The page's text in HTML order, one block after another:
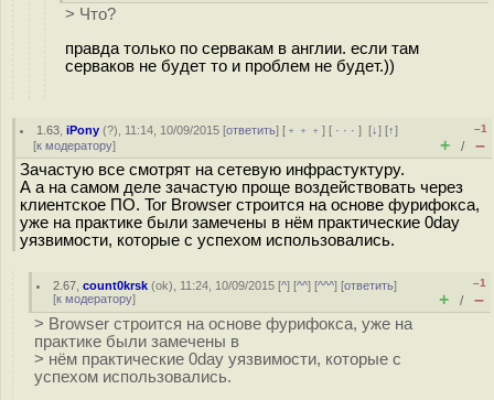
> Что?
правда только по сервакам в англии. если там
серваков не будет то и проблем не будет.))
1.63 ,iPony (?), 11:14, 10/09/2015 [ответить] [ ﹢﹢﹢] [ · · ·][↓] [↑]
[к модератору]
–1
+ / –
Зачастую все смотрят на сетевую инфрастуктуру.
А а на самом деле зачастую проще воздействовать через
клиентское ПО. Tor Browser строится на основе фурифокса,
уже на практике были замечены в нём практические 0day
уязвимости, которые с успехом использовались.
2.67 ,count0krsk (ok), 11:24, 10/09/2015 [^] [^^] [^^^] [ответить]
[к модератору]
–1
+ / –
> Browser строится на основе фурифокса, уже на
практике были замечены в
> нём практические 0day уязвимости, которые с
успехом использовались.